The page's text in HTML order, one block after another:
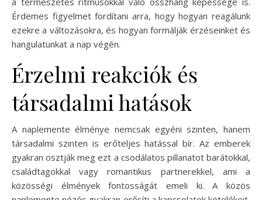
Érdemes figyelmet fordítani arra, hogy hogyan reagálunk
ezekre a változásokra, és hogyan formálják érzéseinket és
hangulatunkat a nap végén.
Érzelmi reakciók és
társadalmi hatások
A naplemente élménye nemcsak egyéni szinten, hanem
társadalmi szinten is erőteljes hatással bír. Az emberek
gyakran osztják meg ezt a csodálatos pillanatot barátokkal,
családtagokkal vagy romantikus partnerekkel, ami a
közösségi élmények fontosságát emeli ki. A közös